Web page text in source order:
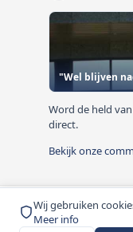
Wij gebruiken
Meer info
"Wel blijven
Word de held
direct.
Bekijk onze
© 1999-2026 Beat-